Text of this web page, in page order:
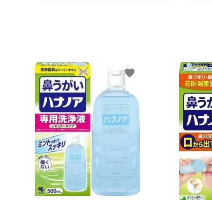
favorite